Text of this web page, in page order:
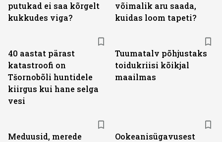
putukad ei saa kõrgelt
kukkudes viga?
võimalik aru saada,
kuidas loom tapeti?
40 aastat pärast
katastroofi on
Tšornobõli huntidele
kiirgus kui hane selga
vesi
Tuumatalv põhjustaks
toidukriisi kõikjal
maailmas
Meduusid, merede
Ookeanisügavusest